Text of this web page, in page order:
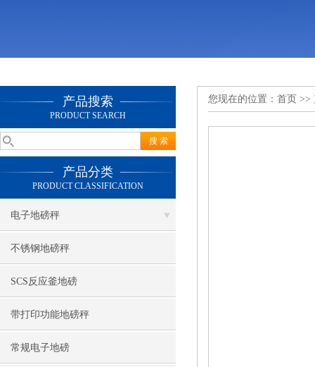
产品搜索
PRODUCT SEARCH
产品分类
PRODUCT CLASSIFICATION
电子地磅秤
不锈钢地磅秤
SCS反应釜地磅
带打印功能地磅秤
常规电子地磅
您现在的位置： 首页 >>